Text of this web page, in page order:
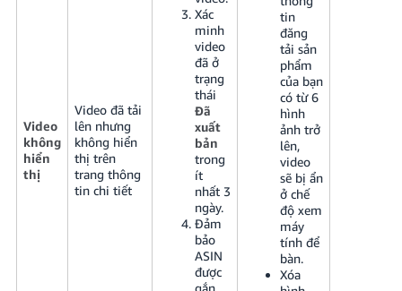
Video
không
hiển
thị
Video đã tải
lên nhưng
không hiển
thị trên
trang thông
tin chi tiết
Xác
minh
video
đã ở
trạng
thái
Đã
xuất
bản
trong
ít
nhất 3
ngày.
Đảm
bảo
ASIN
được
gắn
tin
đăng
tải sản
phẩm
của bạn
có từ 6
hình
ảnh trở
lên,
video
sẽ bị ẩn
ở chế
độ xem
máy
tính để
bàn.
Xóa